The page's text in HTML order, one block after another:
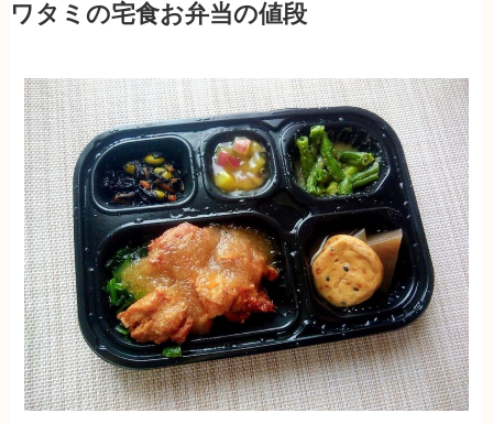
ワタミの宅食お弁当の値段